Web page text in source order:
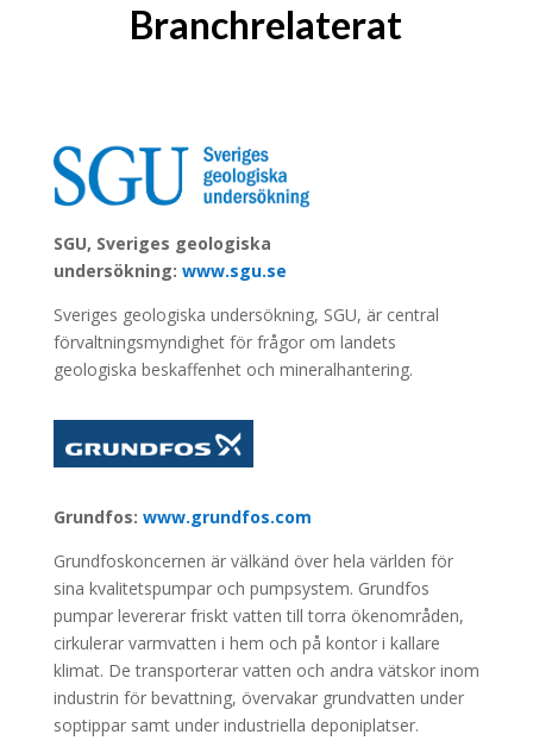
Branchrelaterat
SGU, Sveriges geologiska
undersökning: www.sgu.se
Sveriges geologiska undersökning, SGU, är central
förvaltningsmyndighet för frågor om landets
geologiska beskaffenhet och mineralhantering.
Grundfos: www.grundfos.com
Grundfoskoncernen är välkänd över hela världen för
sina kvalitetspumpar och pumpsystem. Grundfos
pumpar levererar friskt vatten till torra ökenområden,
cirkulerar varmvatten i hem och på kontor i kallare
klimat. De transporterar vatten och andra vätskor inom
industrin för bevattning, övervakar grundvatten under
soptippar samt under industriella deponiplatser.